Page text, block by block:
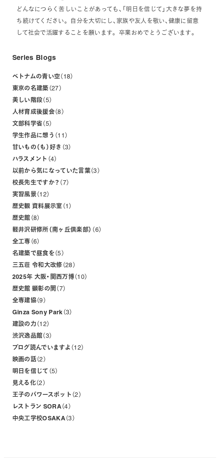
どんなにつらく苦しいことがあっても、「明日を信じて」大きな夢を持
ち続けてください。 自分を大切にし、家族や友人を敬い、健康に留意
して社会で活躍することを願います。 卒業おめでとうございます。
Series Blogs
ベトナムの青い空
18
東京の名建築 27
美しい階段 5
人材育成後援会 8
文部科学省
5
学生作品に想う
11
甘いもの（も）好き
3
ハラスメント
4
以前から気になっていた言葉 3
校長先生ですか？
7
実習風景 12
歴史観 資料展示室
1
歴史館 8
軽井沢研修所（南ヶ丘倶楽部）
6
全工専 6
名建築で昼食を
5
三五荘 令和大改修 28
2025年 大阪・関西万博 10
歴史館 顕彰の間
7
全専建協 9
Ginza Sony Park 3
建設の力
12
渋沢逸品館 3
ブログ読んでいますよ
12
映画の話 2
明日を信じて
5
見える化 2
王子のパワースポット
2
レストラン SORA 4
中央工学校OSAKA 3